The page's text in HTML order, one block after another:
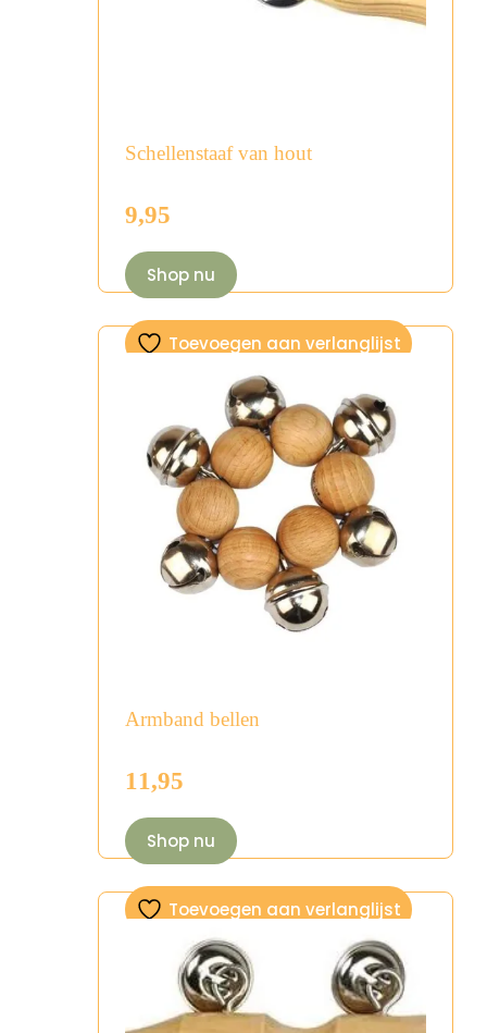
Schellenstaaf van hout
9,95
Shop nu
Toevoegen aan verlanglijst
Armband bellen
11,95
Shop nu
Toevoegen aan verlanglijst